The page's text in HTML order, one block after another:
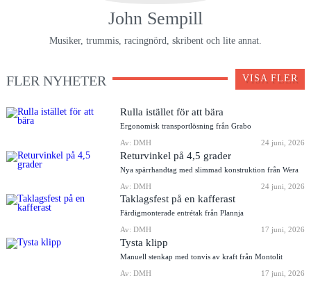
John Sempill
Musiker, trummis, racingnörd, skribent och lite annat.
FLER NYHETER VISA FLER
Rulla istället för att bära
Ergonomisk transportlösning från Grabo
Av: DMH
24 juni, 2026
Returvinkel på 4,5 grader
Nya spärrhandtag med slimmad konstruktion från Wera
Av: DMH
24 juni, 2026
Taklagsfest på en kafferast
Färdigmonterade entrétak från Plannja
Av: DMH
17 juni, 2026
Tysta klipp
Manuell stenkap med tonvis av kraft från Montolit
Av: DMH
17 juni, 2026